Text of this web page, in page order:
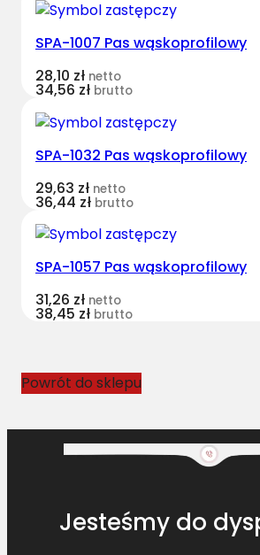
K
SPA-1007 Pas wąskoprofilowy
28,10 zł netto
34,56 zł brutto
SPA-1032 Pas wąskoprofilowy
29,63 zł netto
36,44 zł brutto
SPA-1057 Pas wąskoprofilowy
31,26 zł netto
38,45 zł brutto
Powrót do sklepu
Jesteśmy do